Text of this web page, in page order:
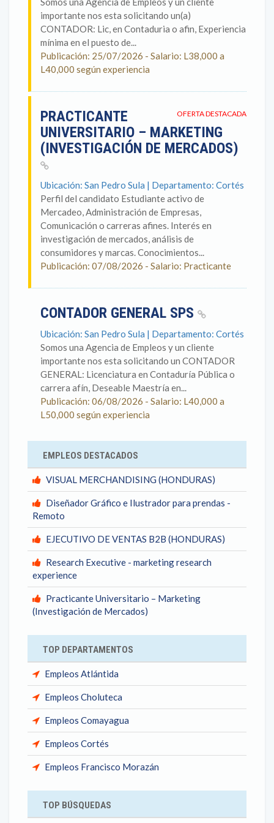
importante nos esta solicitando un(a)
CONTADOR: Lic, en Contaduria o afin, Experiencia
mínima en el puesto de...
Publicación: 25/07/2026 - Salario: L38,000 a
L40,000 según experiencia
OFERTA DESTACADA
PRACTICANTE
UNIVERSITARIO – MARKETING
(INVESTIGACIÓN DE MERCADOS)
Ubicación: San Pedro Sula | Departamento: Cortés
Perfil del candidato Estudiante activo de
Mercadeo, Administración de Empresas,
Comunicación o carreras afines. Interés en
investigación de mercados, análisis de
consumidores y marcas. Conocimientos...
Publicación: 07/08/2026 - Salario: Practicante
CONTADOR GENERAL SPS
Ubicación: San Pedro Sula | Departamento: Cortés
Somos una Agencia de Empleos y un cliente
importante nos esta solicitando un CONTADOR
GENERAL: Licenciatura en Contaduría Pública o
carrera afín, Deseable Maestría en...
Publicación: 06/08/2026 - Salario: L40,000 a
L50,000 según experiencia
EMPLEOS DESTACADOS
VISUAL MERCHANDISING (HONDURAS)
Diseñador Gráfico e Ilustrador para prendas -
Remoto
EJECUTIVO DE VENTAS B2B (HONDURAS)
Research Executive - marketing research
experience
Practicante Universitario – Marketing
(Investigación de Mercados)
TOP DEPARTAMENTOS
Empleos Atlántida
Empleos Choluteca
Empleos Comayagua
Empleos Cortés
Empleos Francisco Morazán
TOP BÚSQUEDAS